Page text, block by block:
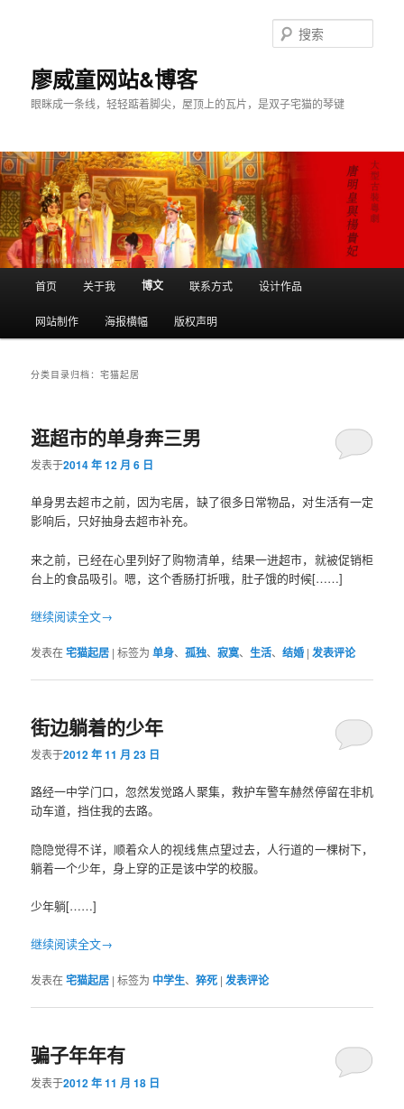
廖威童网站&博客
眼眯成一条线，轻轻踮着脚尖，屋顶上的瓦片，是双子宅猫的琴键
索
跳
至
容
域
跳
至
容
域
首页 关于我 博文 联系方式 设计作品
网站制作 海报横幅 版权声明
分类目录归档：宅猫起居
逛超市的单身奔三男
发表于2014 年 12 月 6 日
单身男去超市之前，因为宅居，缺了很多日常物品，对生活有一定
影响后，只好抽身去超市补充。
来之前，已经在心里列好了购物清单，结果一进超市，就被促销柜
台上的食品吸引。嗯，这个香肠打折哦，肚子饿的时候[……]
继续阅读全文→
发表在宅猫起居 |标签为 单身、孤独、寂寞、生活、结婚 |发表评论
街边躺着的少年
发表于2012 年 11 月 23 日
路经一中学门口，忽然发觉路人聚集，救护车警车赫然停留在非机
动车道，挡住我的去路。
隐隐觉得不详，顺着众人的视线焦点望过去，人行道的一棵树下，
躺着一个少年，身上穿的正是该中学的校服。
少年躺[……]
继续阅读全文→
发表在宅猫起居 |标签为 中学生、猝死 |发表评论
骗子年年有
发表于2012 年 11 月 18 日